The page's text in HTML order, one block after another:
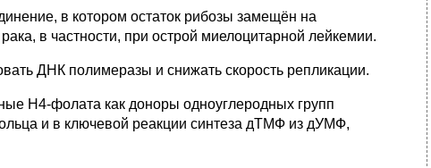
в котором остаток рибозы замещён на
в частности, при острой миелоцитарной лейкемии.
ДНК полимеразы и снижать скорость репликации.
Н4-фолата как доноры одноуглеродных групп
и в ключевой реакции синтеза дТМФ из дУМФ,